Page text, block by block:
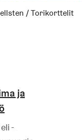
/ Torikorttelit
ja
-